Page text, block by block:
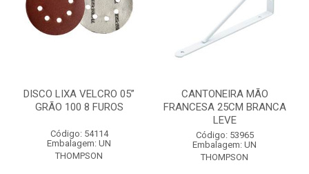
DISCO LIXA VELCRO 05”
GRÃO 100 8 FUROS
Código: 54114
Embalagem: UN
THOMPSON
CANTONEIRA MÃO
FRANCESA 25CM BRANCA
LEVE
Código: 53965
Embalagem: UN
THOMPSON